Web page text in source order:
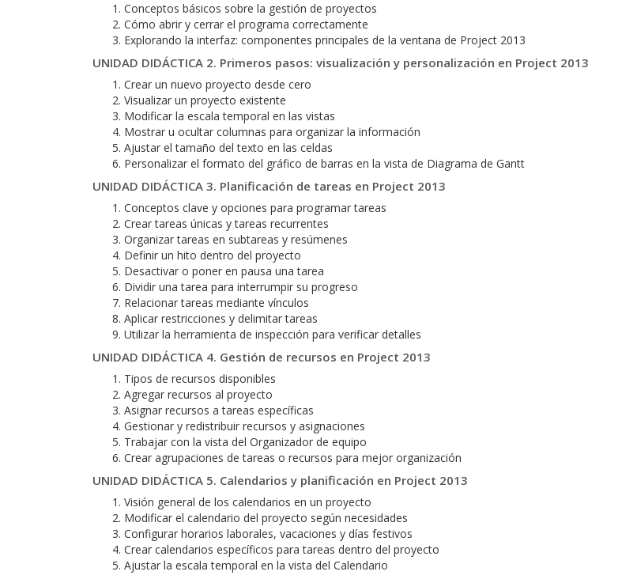
Conceptos básicos sobre la gestión de proyectos
Cómo abrir y cerrar el programa correctamente
Explorando la interfaz: componentes principales de la ventana de Project 2013
UNIDAD DIDÁCTICA 2. Primeros pasos: visualización y personalización en Project 2013
Crear un nuevo proyecto desde cero
Visualizar un proyecto existente
Modificar la escala temporal en las vistas
Mostrar u ocultar columnas para organizar la información
Ajustar el tamaño del texto en las celdas
Personalizar el formato del gráfico de barras en la vista de Diagrama de Gantt
UNIDAD DIDÁCTICA 3. Planificación de tareas en Project 2013
Conceptos clave y opciones para programar tareas
Crear tareas únicas y tareas recurrentes
Organizar tareas en subtareas y resúmenes
Definir un hito dentro del proyecto
Desactivar o poner en pausa una tarea
Dividir una tarea para interrumpir su progreso
Relacionar tareas mediante vínculos
Aplicar restricciones y delimitar tareas
Utilizar la herramienta de inspección para verificar detalles
UNIDAD DIDÁCTICA 4. Gestión de recursos en Project 2013
Tipos de recursos disponibles
Agregar recursos al proyecto
Asignar recursos a tareas específicas
Gestionar y redistribuir recursos y asignaciones
Trabajar con la vista del Organizador de equipo
Crear agrupaciones de tareas o recursos para mejor organización
UNIDAD DIDÁCTICA 5. Calendarios y planificación en Project 2013
Visión general de los calendarios en un proyecto
Modificar el calendario del proyecto según necesidades
Configurar horarios laborales, vacaciones y días festivos
Crear calendarios específicos para tareas dentro del proyecto
Ajustar la escala temporal en la vista del Calendario